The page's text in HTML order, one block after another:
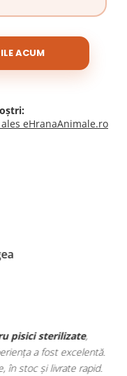
ACUM
eHranaAnimale.ro
găsesc nu
veterinară:
îngrijire. Este foarte